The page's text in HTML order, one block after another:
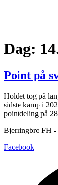
Dag:
Point på
Holdet tog på
sidste kamp i
pointdeling på
Bjerringbro FH -
Facebook